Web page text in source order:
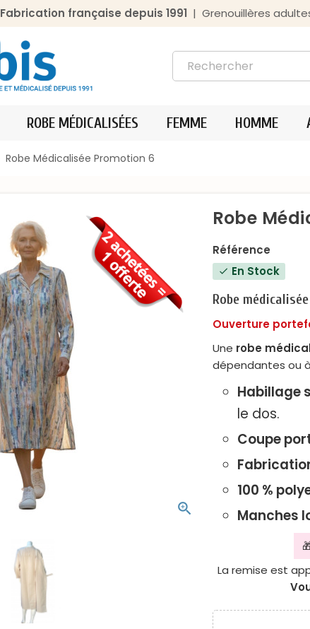
Fabrication française depuis 1991 | Grenouillères
ROBE MÉDICALISÉES FEMME HOMME
Robe Médicalisée Promotion 6
zoom_in
Robe
Référence
check En Stock
Robe
Ouverture
Une robe
dépendantes ou
Habillage
le dos.
Coupe
100 %
Manches
La remise est